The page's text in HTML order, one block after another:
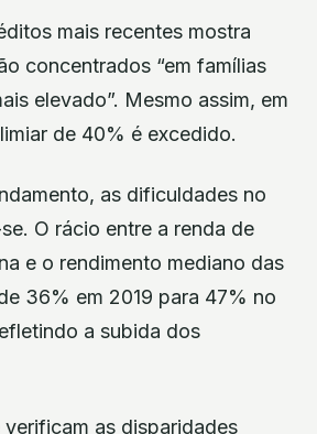
mais recentes mostra
concentrados “em famílias
elevado”. Mesmo assim, em
de 40% é excedido.
as dificuldades no
O rácio entre a renda de
e o rendimento mediano das
36% em 2019 para 47% no
a subida dos
verificam as disparidades